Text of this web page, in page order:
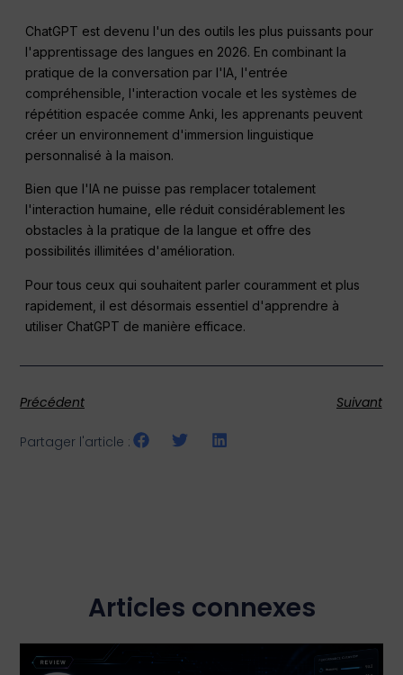
ChatGPT est devenu l'un des outils les plus puissants pour
l'apprentissage des langues en 2026. En combinant la
pratique de la conversation par l'IA, l'entrée
compréhensible, l'interaction vocale et les systèmes de
répétition espacée comme Anki, les apprenants peuvent
créer un environnement d'immersion linguistique
personnalisé à la maison.
Bien que l'IA ne puisse pas remplacer totalement
l'interaction humaine, elle réduit considérablement les
obstacles à la pratique de la langue et offre des
possibilités illimitées d'amélioration.
Pour tous ceux qui souhaitent parler couramment et plus
rapidement, il est désormais essentiel d'apprendre à
utiliser ChatGPT de manière efficace.
Précédent Suivant
Partager l'article :
Articles connexes